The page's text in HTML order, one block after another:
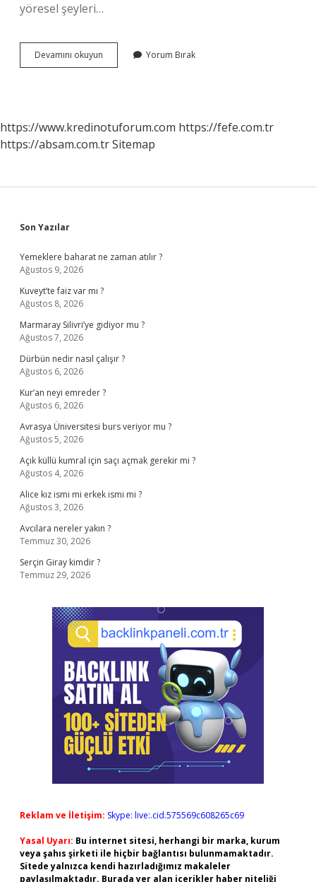
yöresel şeyleri…
Devamını okuyun
Tip
Yorum Bırak
https://www.kredinotuforum.com https://fefe.com.tr
https://absam.com.trSitemap
Sidebar
Son Yazılar
Yemeklere baharat ne zaman atılır ?
Ağustos 9, 2026
Kuveyt’te faiz var mı ?
Ağustos 8, 2026
Marmaray Silivri’ye gidiyor mu ?
Ağustos 7, 2026
Dürbün nedir nasıl çalışır ?
Ağustos 6, 2026
Kur’an neyi emreder ?
Ağustos 6, 2026
Avrasya Üniversitesi burs veriyor mu ?
Ağustos 5, 2026
Açık küllü kumral için saçı açmak gerekir mi ?
Ağustos 4, 2026
Alice kız ismi mi erkek ismi mi ?
Ağustos 3, 2026
Avcılara nereler yakın ?
Temmuz 30, 2026
Serçin Giray kimdir ?
Temmuz 29, 2026
Reklam ve İletişim: Skype: live:.cid.575569c608265c69
Yasal Uyarı: Bu internet sitesi, herhangi bir marka, kurum
veya şahıs şirketi ile hiçbir bağlantısı bulunmamaktadır.
Sitede yalnızca kendi hazırladığımız makaleler
paylaşılmaktadır. Burada yer alan içerikler haber niteliği